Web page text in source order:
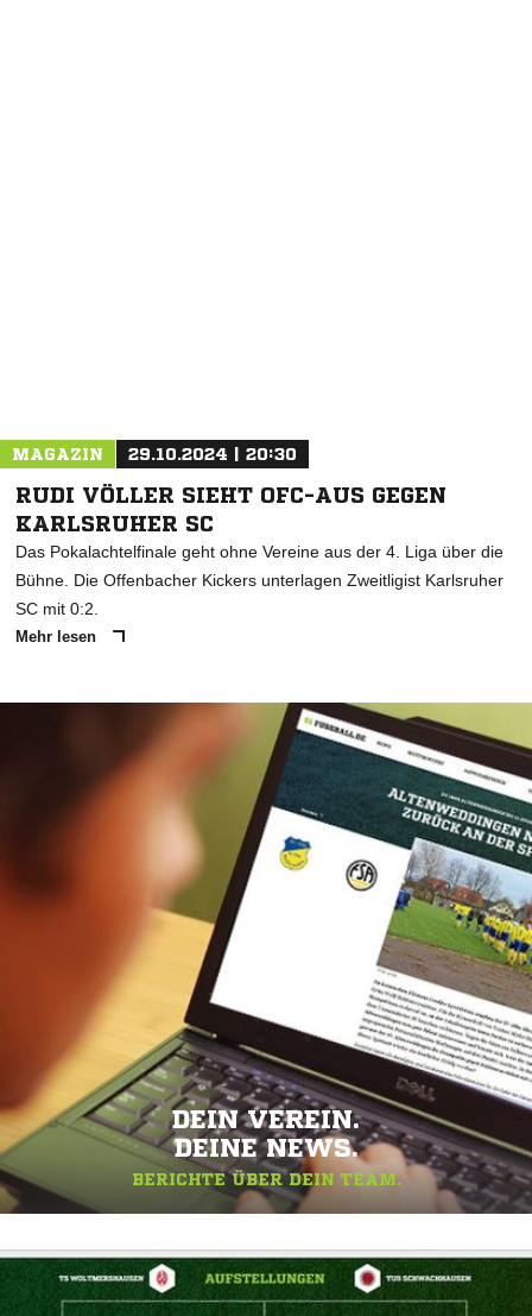
MAGAZIN 29.10.2024 | 20:30
RUDI VÖLLER SIEHT OFC-AUS GEGEN
KARLSRUHER SC
Das Pokalachtelfinale geht ohne Vereine aus der 4. Liga über die
Bühne. Die Offenbacher Kickers unterlagen Zweitligist Karlsruher
SC mit 0:2.
Mehr lesen
DEIN VEREIN.
DEINE NEWS.
BERICHTE ÜBER DEIN TEAM.